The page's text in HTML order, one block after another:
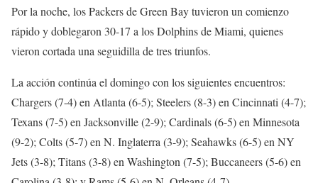
Por la noche, los Packers de Green Bay tuvieron un comienzo
rápido y doblegaron 30-17 a los Dolphins de Miami, quienes
vieron cortada una seguidilla de tres triunfos.
La acción continúa el domingo con los siguientes encuentros:
Chargers (7-4) en Atlanta (6-5); Steelers (8-3) en Cincinnati (4-7);
Texans (7-5) en Jacksonville (2-9); Cardinals (6-5) en Minnesota
(9-2); Colts (5-7) en N. Inglaterra (3-9); Seahawks (6-5) en NY
Jets (3-8); Titans (3-8) en Washington (7-5); Buccaneers (5-6) en